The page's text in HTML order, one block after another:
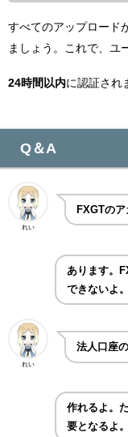
すべてのアップロード
ましょう。これで、ユ
24時間以内に認証され
Q＆A
れい
FXGTの
あります。
できないよ。
れい
法人口座
作れるよ。
要となるよ。